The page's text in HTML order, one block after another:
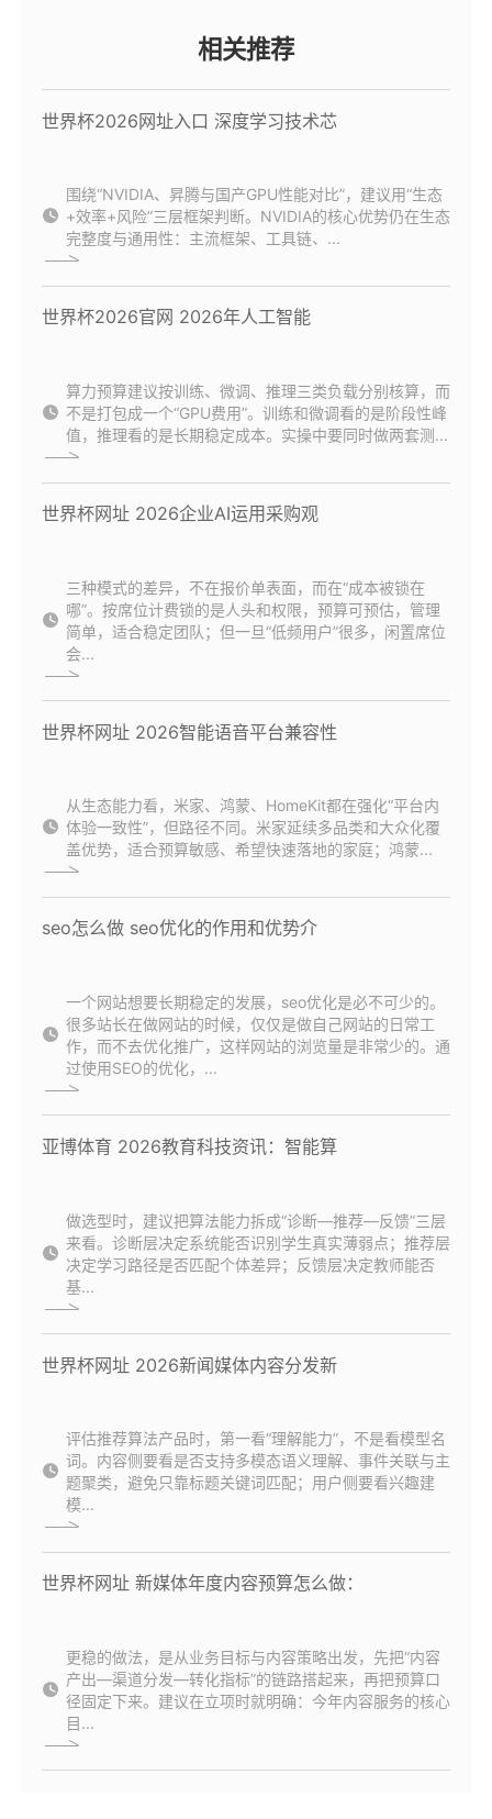
相关推荐
世界杯2026网址入口 深度学习技术芯
围绕“NVIDIA、昇腾与国产GPU性能对比”，建议用“生态
+效率+风险”三层框架判断。NVIDIA的核心优势仍在生态
完整度与通用性：主流框架、工具链、...
世界杯2026官网 2026年人工智能
算力预算建议按训练、微调、推理三类负载分别核算，而
不是打包成一个“GPU费用”。训练和微调看的是阶段性峰
值，推理看的是长期稳定成本。实操中要同时做两套测...
世界杯网址 2026企业AI运用采购观
三种模式的差异，不在报价单表面，而在“成本被锁在
哪”。按席位计费锁的是人头和权限，预算可预估，管理
简单，适合稳定团队；但一旦“低频用户”很多，闲置席位
会...
世界杯网址 2026智能语音平台兼容性
从生态能力看，米家、鸿蒙、HomeKit都在强化“平台内
体验一致性”，但路径不同。米家延续多品类和大众化覆
盖优势，适合预算敏感、希望快速落地的家庭；鸿蒙...
seo怎么做 seo优化的作用和优势介
一个网站想要长期稳定的发展，seo优化是必不可少的。
很多站长在做网站的时候，仅仅是做自己网站的日常工
作，而不去优化推广，这样网站的浏览量是非常少的。通
过使用SEO的优化，...
亚博体育 2026教育科技资讯：智能算
做选型时，建议把算法能力拆成“诊断—推荐—反馈”三层
来看。诊断层决定系统能否识别学生真实薄弱点；推荐层
决定学习路径是否匹配个体差异；反馈层决定教师能否
基...
世界杯网址 2026新闻媒体内容分发新
评估推荐算法产品时，第一看“理解能力”，不是看模型名
词。内容侧要看是否支持多模态语义理解、事件关联与主
题聚类，避免只靠标题关键词匹配；用户侧要看兴趣建
模...
世界杯网址 新媒体年度内容预算怎么做：
更稳的做法，是从业务目标与内容策略出发，先把“内容
产出—渠道分发—转化指标”的链路搭起来，再把预算口
径固定下来。建议在立项时就明确：今年内容服务的核心
目...